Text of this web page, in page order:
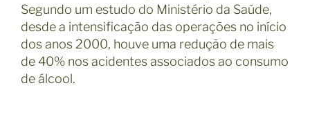
Segundo um estudo do Ministério da Saúde,
desde a intensificação das operações no início
dos anos 2000, houve uma redução de mais
de 40% nos acidentes associados ao consumo
de álcool.